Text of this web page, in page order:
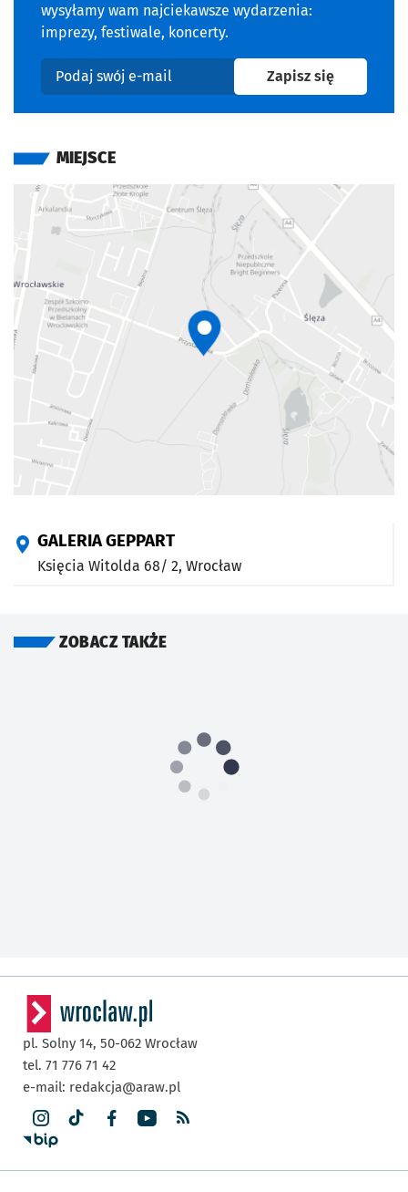
wysyłamy wam najciekawsze wydarzenia:
imprezy, festiwale, koncerty.
Podaj swój e-mail
Zapisz sięna
MIEJSCE
GALERIA GEPPART
Księcia Witolda 68/ 2, Wrocław
ZOBACZ TAKŻE
pl. Solny 14, 50-062 Wrocław
tel. 71 776 71 42
e-mail: redakcja@araw.pl